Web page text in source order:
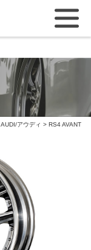
AUDI/アウディ > RS4 AVANT